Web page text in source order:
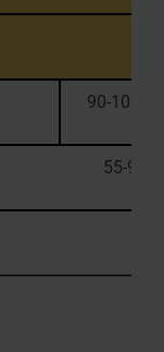
90-109,9
55-90